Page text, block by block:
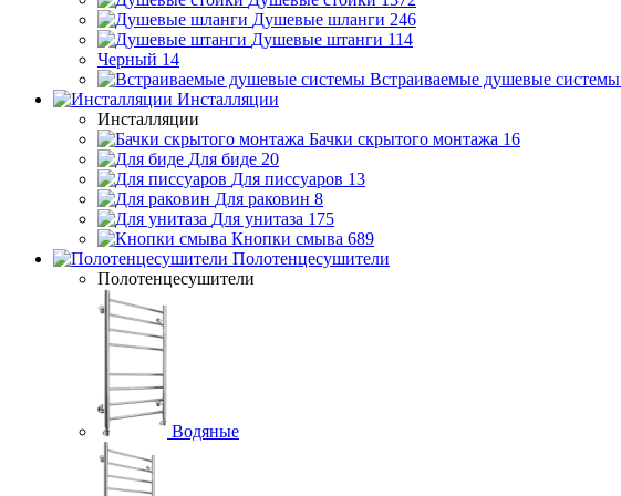
Душевые шланги 246
Душевые штанги 114
Черный 14
Встраиваемые душевые системы
Инсталляции
Инсталляции
Бачки скрытого монтажа 16
Для биде 20
Для писсуаров 13
Для раковин 8
Для унитаза 175
Кнопки смыва 689
Полотенцесушители
Полотенцесушители
Водяные